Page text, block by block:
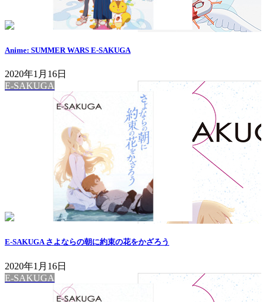
Anime: SUMMER WARS E-SAKUGA
2020年1月16日
E-SAKUGA
E-SAKUGA さよならの朝に約束の花をかざろう
2020年1月16日
E-SAKUGA